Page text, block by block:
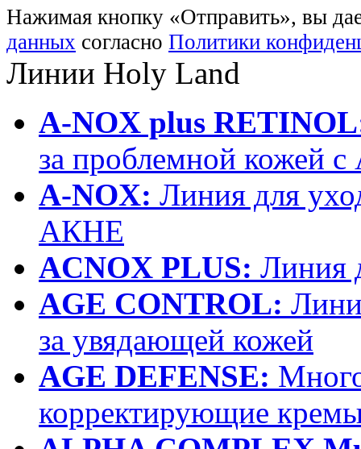
Нажимая кнопку «Отправить», вы
данных согласно Политики
Линии Holy Land
A-NOX plus
за проблемной кожей
A-NOX: Линия для
АКНЕ
ACNOX PLUS: Линия
AGE CONTROL:
за увядающей кожей
AGE DEFENSE:
корректирующие